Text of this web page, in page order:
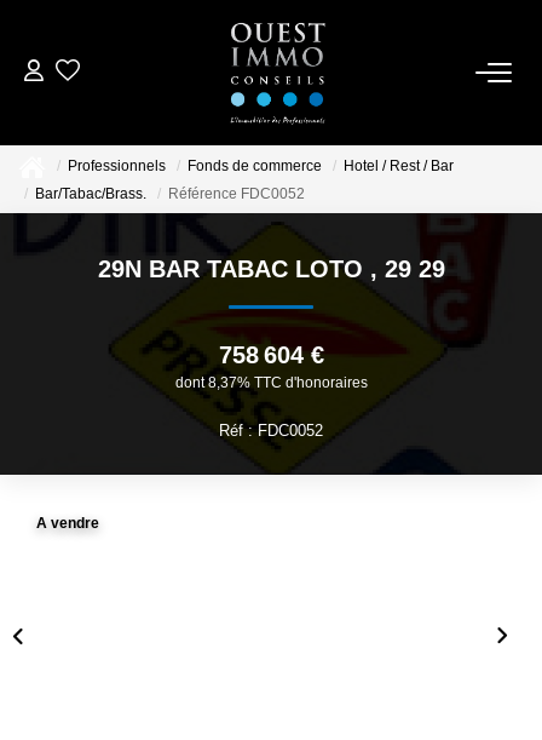
ACCUEIL
ACHETER
NOS RÉALISATIONS
ESTIMER
CONTACTEZ-NOUS
Professionnels Fonds de commerce
Hotel / Rest / Bar
Bar/Tabac/Brass.
Référence FDC0052
29N BAR TABAC LOTO , 29 29
758 604 €
dont 8,37% TTC d'honoraires
Réf : FDC0052
A vendre